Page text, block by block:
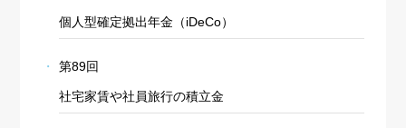
個人型確定拠出年金（iDeCo）
第89回
社宅家賃や社員旅行の積立金